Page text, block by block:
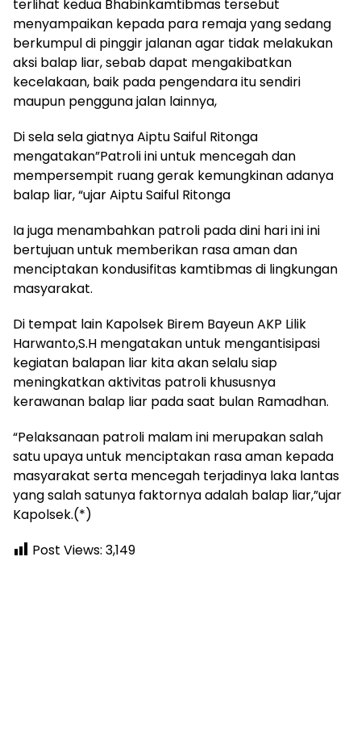
terlihat kedua Bhabinkamtibmas tersebut
menyampaikan kepada para remaja yang sedang
berkumpul di pinggir jalanan agar tidak melakukan
aksi balap liar, sebab dapat mengakibatkan
kecelakaan, baik pada pengendara itu sendiri
maupun pengguna jalan lainnya,
Di sela sela giatnya Aiptu Saiful Ritonga
mengatakan”Patroli ini untuk mencegah dan
mempersempit ruang gerak kemungkinan adanya
balap liar, “ujar Aiptu Saiful Ritonga
Ia juga menambahkan patroli pada dini hari ini ini
bertujuan untuk memberikan rasa aman dan
menciptakan kondusifitas kamtibmas di lingkungan
masyarakat.
Di tempat lain Kapolsek Birem Bayeun AKP Lilik
Harwanto,S.H mengatakan untuk mengantisipasi
kegiatan balapan liar kita akan selalu siap
meningkatkan aktivitas patroli khususnya
kerawanan balap liar pada saat bulan Ramadhan.
“Pelaksanaan patroli malam ini merupakan salah
satu upaya untuk menciptakan rasa aman kepada
masyarakat serta mencegah terjadinya laka lantas
yang salah satunya faktornya adalah balap liar,”ujar
Kapolsek.(*)
Post Views: 3,149